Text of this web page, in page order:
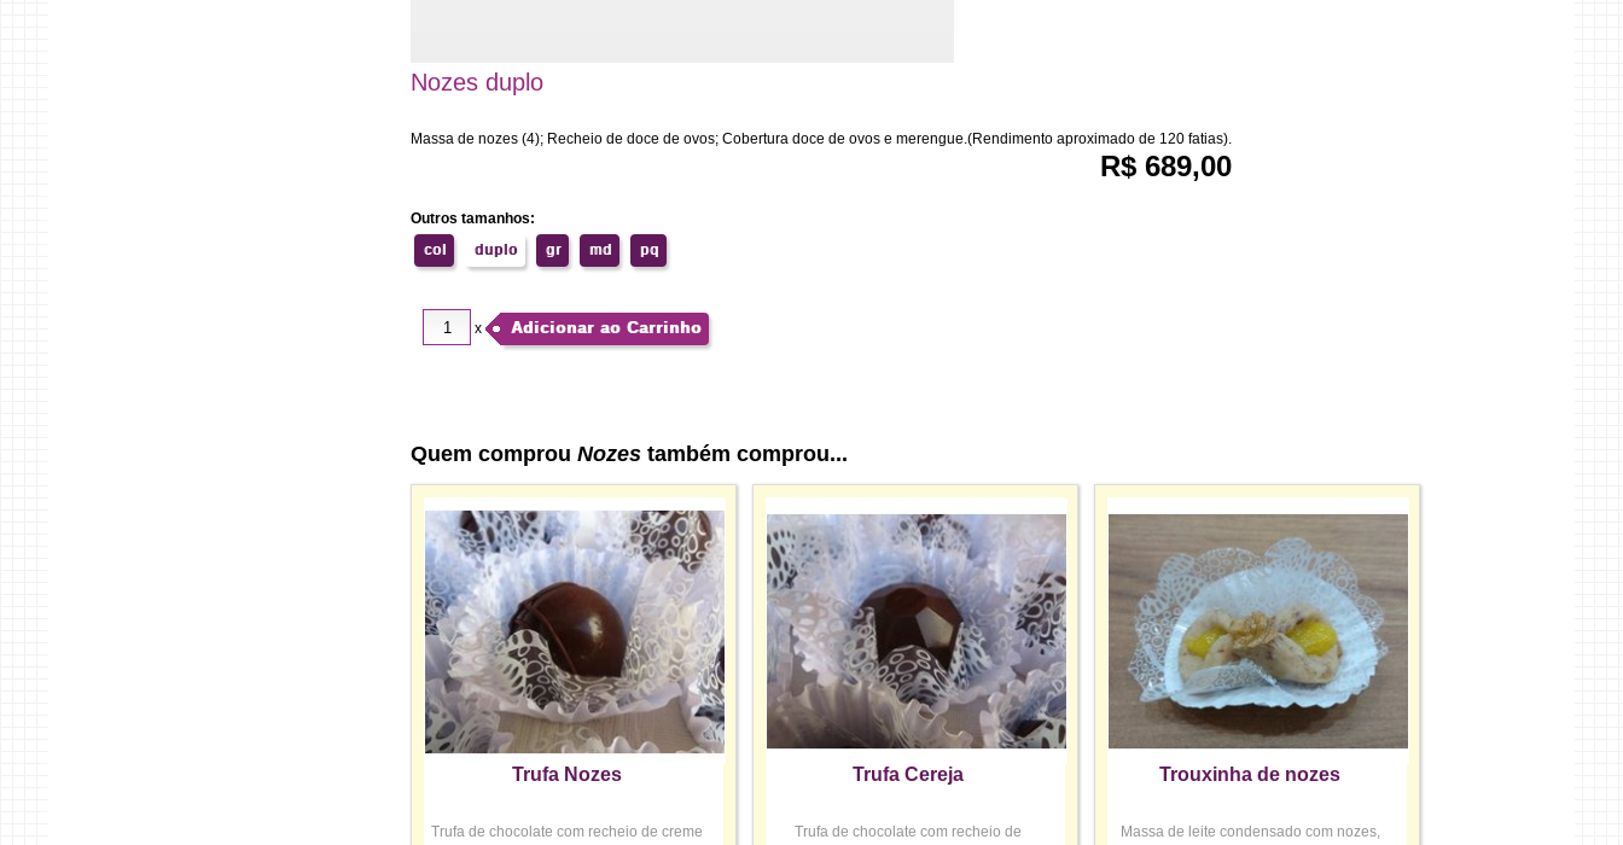
Nozes duplo
Massa de nozes (4); Recheio de doce de ovos; Cobertura doce de ovos e merengue.(Rendimento aproximado de 120 fatias).
R$ 689,00
Outros tamanhos:
col
duplo gr md pq
x Adicionar ao Carrinho
Quem comprouNozes também comprou...
Trufa Nozes
Trufa de chocolate com recheio de creme
Trufa Cereja
Trufa de chocolate com recheio de
Trouxinha de nozes
Massa de leite condensado com nozes,